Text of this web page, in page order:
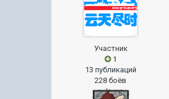
Участник
1
13 публикаций
228 боёв